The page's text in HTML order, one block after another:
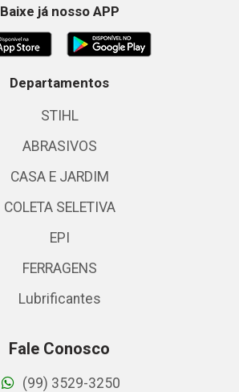
Baixe já nosso APP
Departamentos
STIHL
ABRASIVOS
CASA E JARDIM
COLETA SELETIVA
EPI
FERRAGENS
Lubrificantes
Fale Conosco
(99) 3529-3250